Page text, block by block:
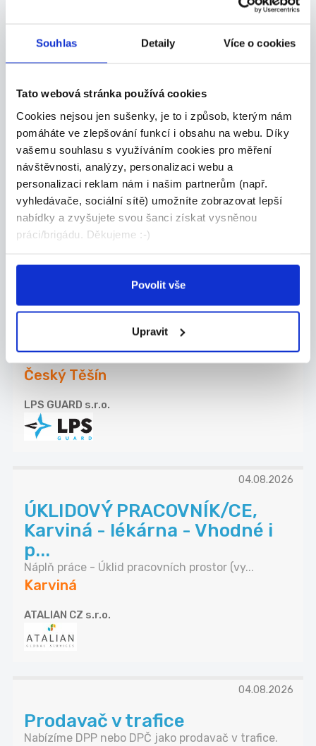
Souhlas Detaily Více o cookies
Tato webová stránka používá cookies
Cookies nejsou jen sušenky, je to i způsob, kterým nám
pomáháte ve zlepšování funkcí i obsahu na webu. Díky
vašemu souhlasu s využíváním cookies pro měření
návštěvnosti, analýzy, personalizaci webu a
personalizaci reklam nám i našim partnerům (např.
vyhledávače, sociální sítě) umožníte zobrazovat lepší
nabídky a zvyšujete svou šanci získat vysněnou
práci/brigádu. Děkujeme :-)
Povolit vše
Upravit
Kurýr pro FOODORA, výplata
kdykoli
Hledáme kurýry – hrdiny, co hladovým přivezou
zá...
Bohumín
21 Consult Group s.r.o.
OSTRAHA PRODEJNY +
kamerový dohled
Český Těšín
LPS GUARD s.r.o.
04.08.2026
ÚKLIDOVÝ PRACOVNÍK/CE,
Karviná - lékárna - Vhodné i
p...
Náplň práce - Úklid pracovních prostor (vy...
Karviná
ATALIAN CZ s.r.o.
04.08.2026
Prodavač v trafice
Nabízíme DPP nebo DPČ jako prodavač v trafice.